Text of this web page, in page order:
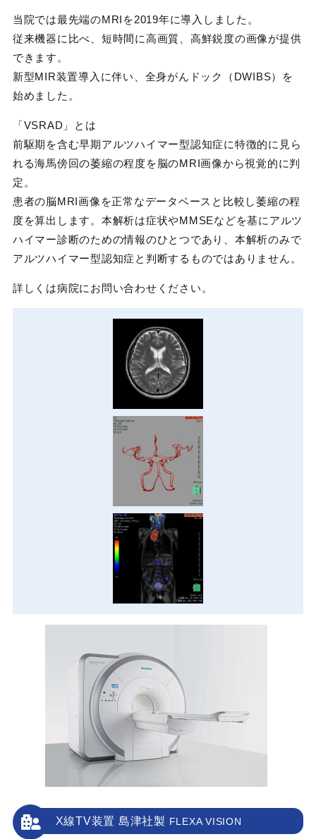
当院では最先端のMRIを2019年に導入しました。
従来機器に比べ、短時間に高画質、高鮮鋭度の画像が提供
できます。
新型MIR装置導入に伴い、全身がんドック（DWIBS）を
始めました。
「VSRAD」とは
前駆期を含む早期アルツハイマー型認知症に特徴的に見ら
れる海馬傍回の萎縮の程度を脳のMRI画像から視覚的に判
定。
患者の脳MRI画像を正常なデータベースと比較し萎縮の程
度を算出します。本解析は症状やMMSEなどを基にアルツ
ハイマー診断のための情報のひとつであり、本解析のみで
アルツハイマー型認知症と判断するものではありません。
詳しくは病院にお問い合わせください。
X線TV装置 島津社製 FLEXA VISION